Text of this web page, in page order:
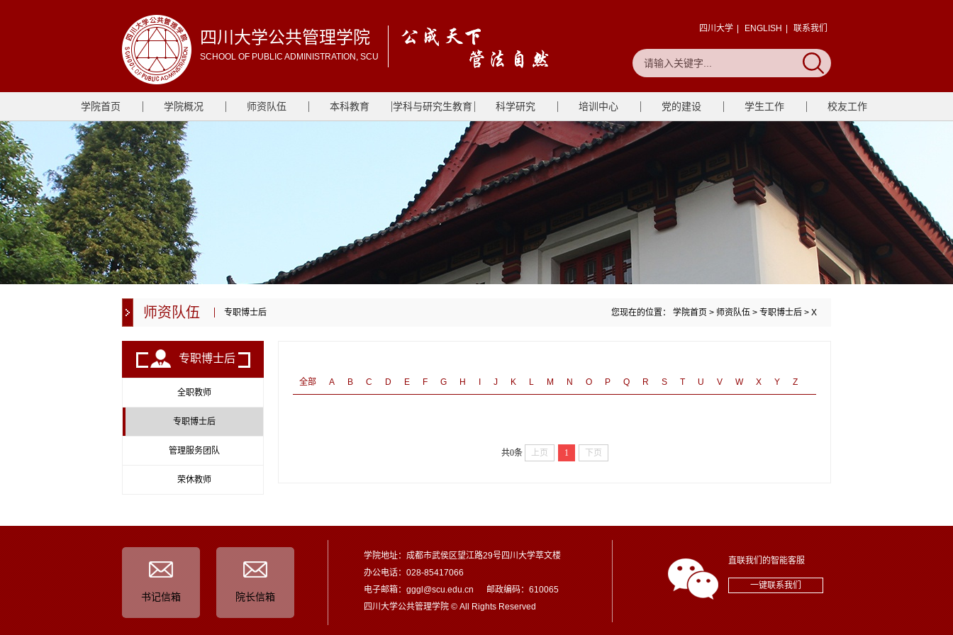
四川大学公共管理学院
SCHOOL OF PUBLIC ADMINISTRATION, SCU
四川大学 ENGLISH 联系我们
学院首页 学院概况 师资队伍 本科教育 学科与研究生教育 科学研究 培训中心 党的建设 学生工作 校友工作
师资队伍 专职博士后 您现在的位置： 学院首页 > 师资队伍 > 专职博士后 > X
专职博士后
全职教师
专职博士后
管理服务团队
荣休教师
全部 A B C D E F G H J K L M N O P Q R S T U V W X Y Z
共0条 上页 1 下页
书记信箱 院长信箱
学院地址：成都市武侯区望江路29号四川大学萃文楼
办公电话：028-85417066
电子邮箱：gggl@scu.edu.cn 邮政编码：610065
四川大学公共管理学院 © All Rights Reserved
直联我们的智能客服
一键联系我们